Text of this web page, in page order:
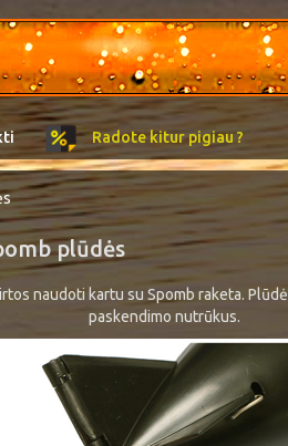
Radote kitur pigiau ?
plūdės
naudoti kartu su Spomb raketa.
paskendimo nutrūkus.